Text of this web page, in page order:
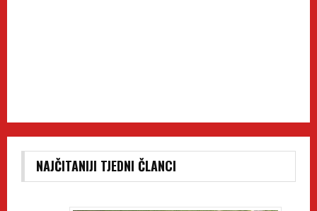
NAJČITANIJI TJEDNI ČLANCI